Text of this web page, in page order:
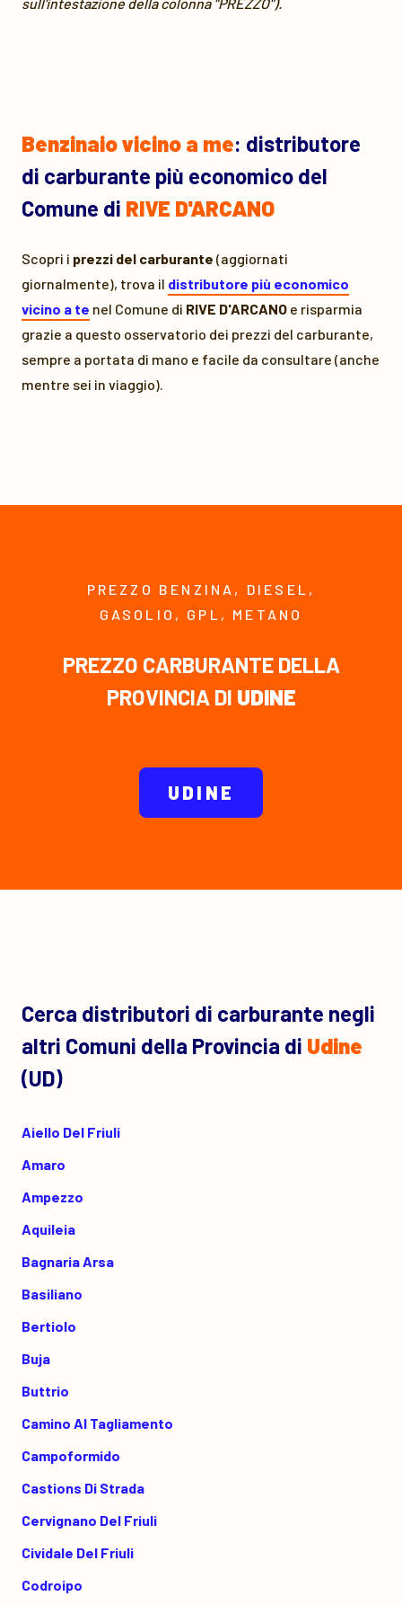
Benzinaio vicino a me: distributore
di carburante più economico del
Comune di RIVE D'ARCANO
Scopri i prezzi del carburante (aggiornati
giornalmente), trova il distributore più economico
vicino a te nel Comune di RIVE D'ARCANO e risparmia
grazie a questo osservatorio dei prezzi del carburante,
sempre a portata di mano e facile da consultare (anche
mentre sei in viaggio).
PREZZO BENZINA, DIESEL,
GASOLIO, GPL, METANO
PREZZO CARBURANTE DELLA
PROVINCIA DI UDINE
UDINE
Cerca distributori di carburante negli
altri Comuni della Provincia di Udine
(UD)
Aiello Del Friuli
Amaro
Ampezzo
Aquileia
Bagnaria Arsa
Basiliano
Bertiolo
Buja
Buttrio
Camino Al Tagliamento
Campoformido
Castions Di Strada
Cervignano Del Friuli
Cividale Del Friuli
Codroipo